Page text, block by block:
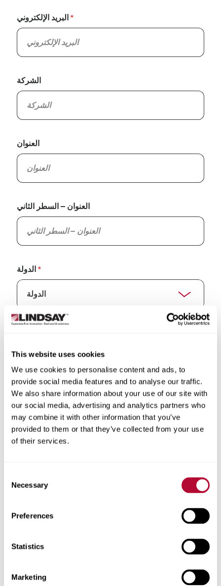
This website uses cookies
We use cookies to personalise content and ads, to
provide social media features and to analyse our traffic.
We also share information about your use of our site with
our social media, advertising and analytics partners who
may combine it with other information that you’ve
provided to them or that they’ve collected from your use
of their services.
Selection
Necessary
Preferences
Statistics
Marketing
البريد الإلكتروني
الشركة
العنوان
العنوان – السطر الثاني
الدولة
المدينة
هاتف